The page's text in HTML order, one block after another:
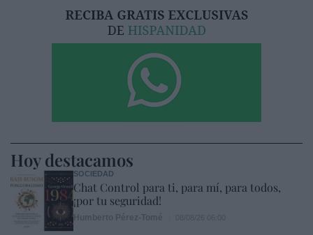
Hoy destacamos
SOCIEDAD
Chat Control para ti, para mí, para todos,
¡por tu seguridad!